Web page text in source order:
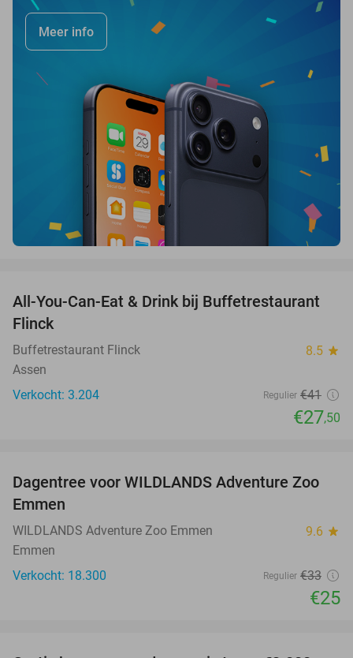
Meer info
33%
All-You-Can-Eat & Drink bij Buffetrestaurant
Flinck
Buffetrestaurant Flinck 8.5 star
Assen
Verkocht: 3.204
Regulier €41
€27,50
24%
Dagentree voor WILDLANDS Adventure Zoo
Emmen
WILDLANDS Adventure Zoo Emmen 9.6 star
Emmen
Verkocht: 18.300
Regulier €33
€25